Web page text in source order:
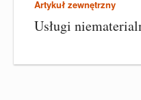
Artykuł zewnętrzny
Usługi